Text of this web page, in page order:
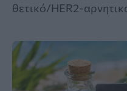
θετικό/HER2-